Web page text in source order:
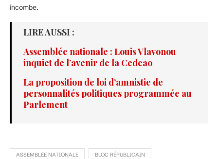
incombe.
LIRE AUSSI :
Assemblée nationale : Louis Vlavonou
inquiet de l’avenir de la Cedeao
La proposition de loi d’amnistie de
personnalités politiques programmée au
Parlement
ASSEMBLÉE NATIONALE BLOC RÉPUBLICAIN